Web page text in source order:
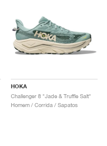
HOKA
Challenger 8 "Jade & Truffle Salt"
Homem / Corrida / Sapatos